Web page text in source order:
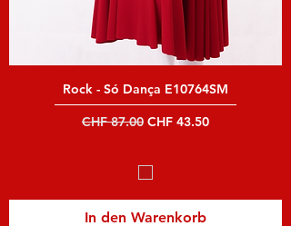
Rock - Só Dança E10764SM
Standardpreis
CHF 87.00 Sale-Preis
CHF 43.50
In den Warenkorb